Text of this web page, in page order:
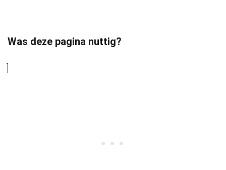
Was deze pagina nuttig?